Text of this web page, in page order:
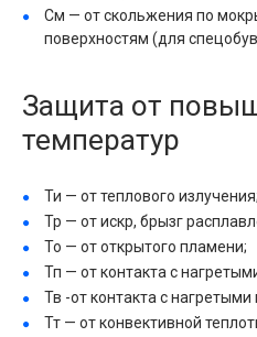
См — от скольжения по
поверхностям (для
Защита от
температур
Ти — от теплового излучения;
Тр — от искр, брызг
То — от открытого пламени;
Тп — от контакта с
Тв -от контакта с
Тт — от конвективной